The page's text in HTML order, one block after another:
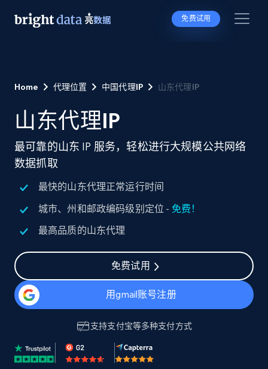
免费试用
Home 代理位置 中国代理IP 山东代理IP
山东代理IP
最可靠的山东 IP 服务，轻松进行大规模公共网络
数据抓取
最快的山东代理正常运行时间
城市、州和邮政编码级别定位 - 免费！
最高品质的山东代理
免费试用
用gmail账号注册
支持支付宝等多种支付方式